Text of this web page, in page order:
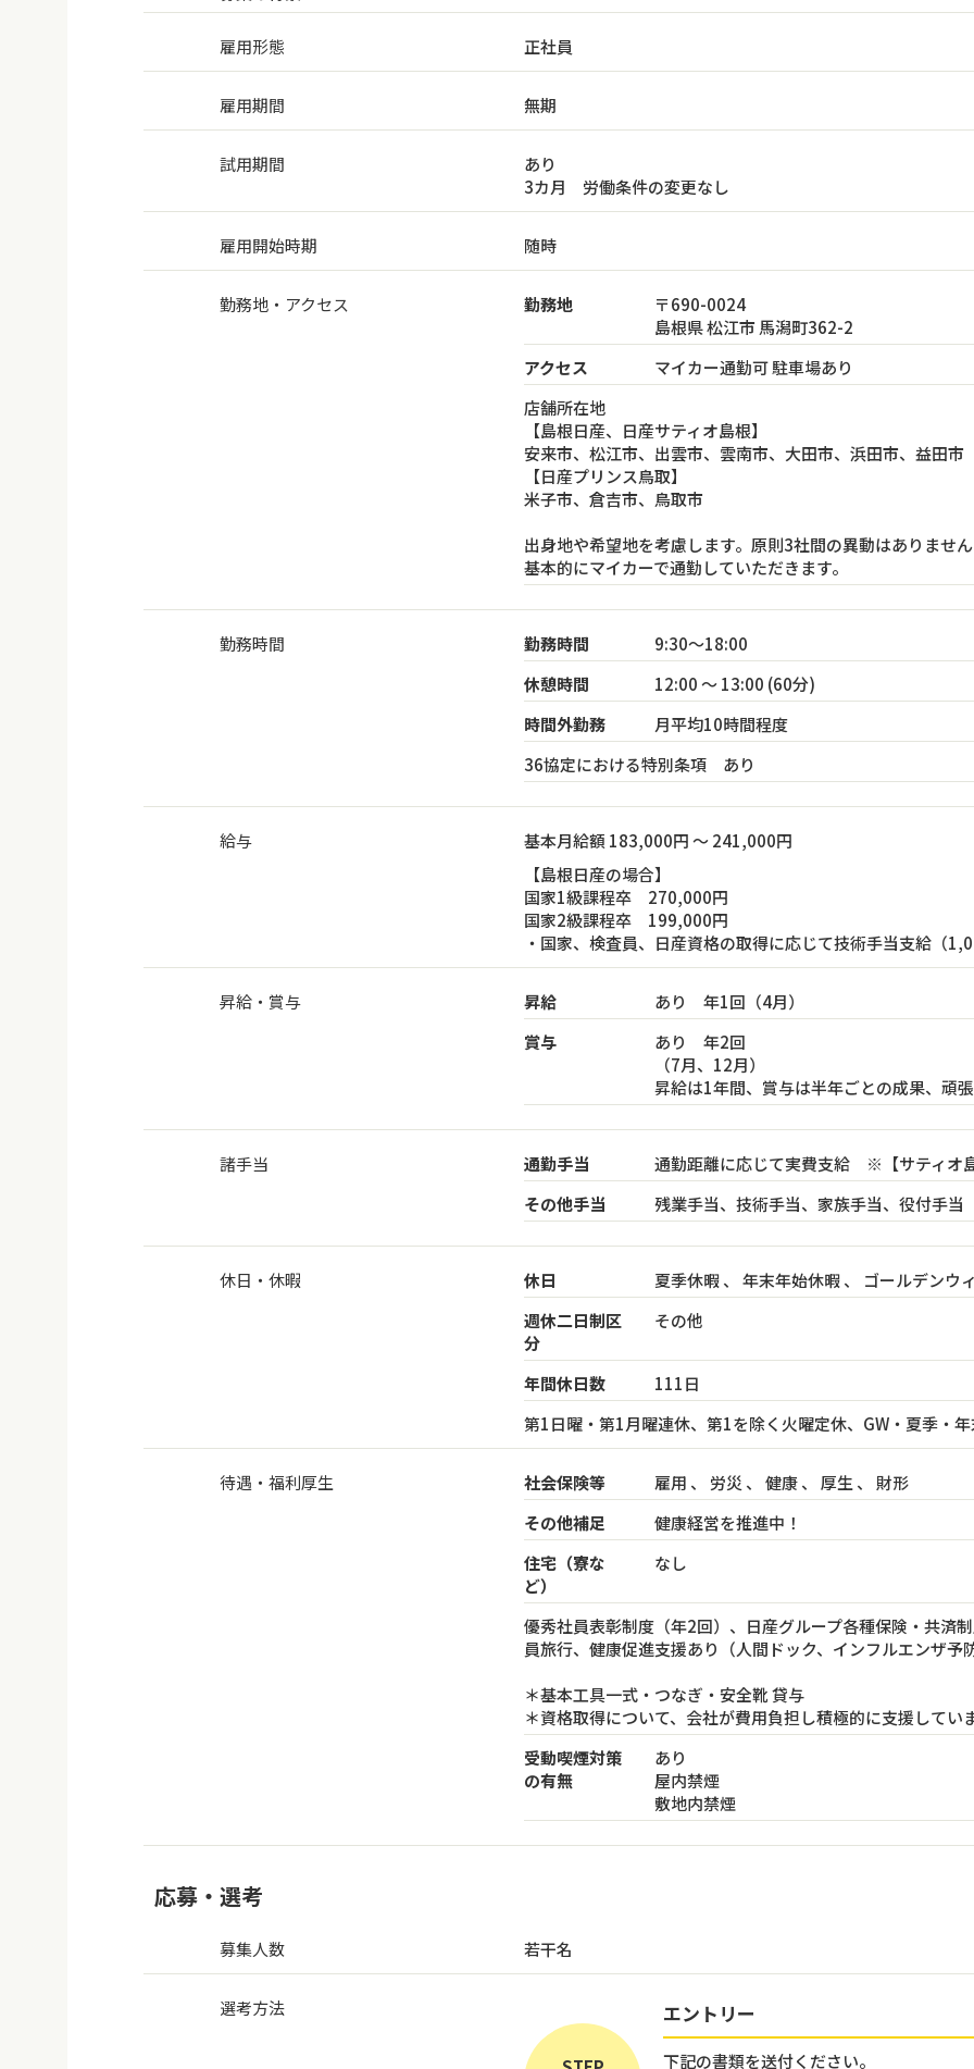
雇用形態 正社員
雇用期間 無期
試用期間
あり
3カ月 労働条件の変更なし
雇用開始時期 随時
勤務地・アクセス 勤務地
〒690-0024
島根県 松江市 馬潟町362-2
アクセス
マイカー通勤可 駐車場あり
店舗所在地
【島根日産、日産サティオ島根】
安来市、松江市、出雲市、雲南市、大田市、浜田市、益田市
【日産プリンス鳥取】
米子市、倉吉市、鳥取市
出身地や希望地を考慮します。原則3社間の異動はありませ
基本的にマイカーで通勤していただきます。
勤務時間 勤務時間
9:30～18:00
休憩時間
12:00 ～ 13:00 (60分)
時間外勤務
月平均10時間程度
36協定における特別条項 あり
給与
基本月給額 183,000円 ～ 241,000円
【島根日産の場合】
国家1級課程卒 270,000円
国家2級課程卒 199,000円
・国家、検査員、日産資格の取得に応じて技術手当支給（
昇給・賞与 昇給
あり 年1回（4月）
賞与
あり 年2回
（7月、12月）
昇給は1年間、賞与は半年ごとの成果、頑
諸手当 通勤手当
通勤距離に応じて実費支給 ※【サティオ
その他手当
残業手当、技術手当、家族手当、役付手当
休日・休暇 休日
夏季休暇 、 年末年始休暇 、 ゴールデンウ
週休二日制区
分
その他
年間休日数
111日
第1日曜・第1月曜連休、第1を除く火曜定休、GW・夏季・
待遇・福利厚生 社会保険等
雇用 、 労災 、 健康 、 厚生 、 財形
その他補足
健康経営を推進中！
住宅（寮な
ど）
なし
優秀社員表彰制度（年2回）、日産グループ各種保険・共済
員旅行、健康促進支援あり（人間ドック、インフルエンザ予
＊基本工具一式・つなぎ・安全靴 貸与
＊資格取得について、会社が費用負担し積極的に支援してい
受動喫煙対策
の有無
あり
屋内禁煙
敷地内禁煙
応募・選考
募集人数 若干名
選考方法 エントリー
下記の書類を送付ください。